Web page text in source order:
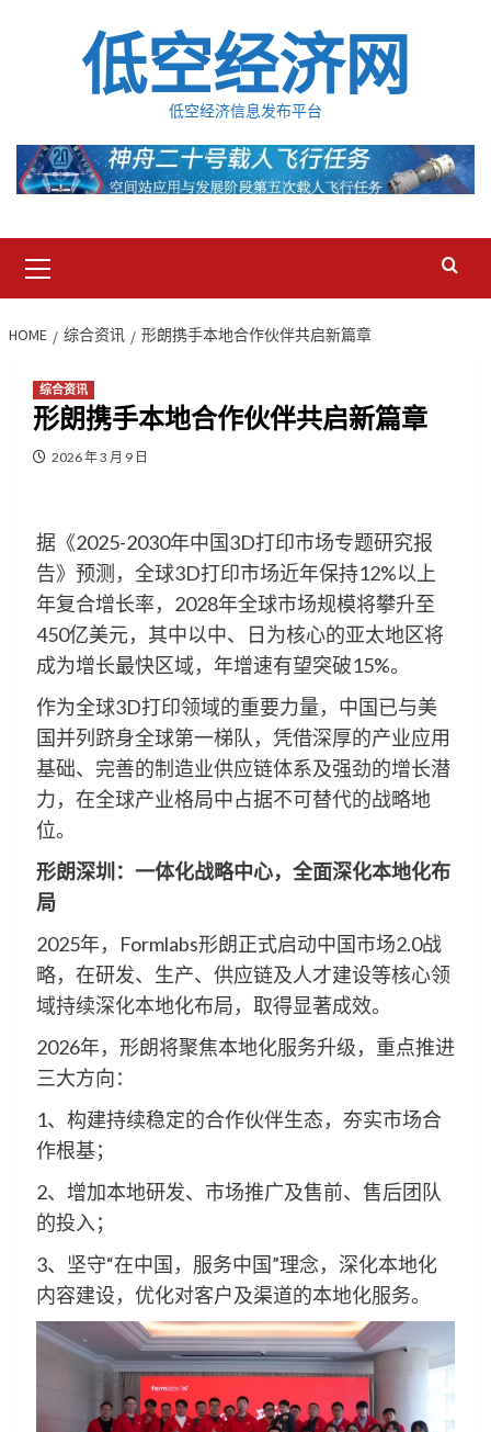
低空经济网
低空经济信息发布平台
Menu
HOME 综合资讯 形朗携手本地合作伙伴共启新篇章
综合资讯
形朗携手本地合作伙伴共启新篇章
2026 年 3 月 9 日
据《2025-2030年中国3D打印市场专题研究报
告》预测，全球3D打印市场近年保持12%以上
年复合增长率，2028年全球市场规模将攀升至
450亿美元，其中以中、日为核心的亚太地区将
成为增长最快区域，年增速有望突破15%。
作为全球3D打印领域的重要力量，中国已与美
国并列跻身全球第一梯队，凭借深厚的产业应用
基础、完善的制造业供应链体系及强劲的增长潜
力，在全球产业格局中占据不可替代的战略地
位。
形朗深圳：一体化战略中心，全面深化本地化布
局
2025年，Formlabs形朗正式启动中国市场2.0战
略，在研发、生产、供应链及人才建设等核心领
域持续深化本地化布局，取得显著成效。
2026年，形朗将聚焦本地化服务升级，重点推进
三大方向：
1、构建持续稳定的合作伙伴生态，夯实市场合
作根基；
2、增加本地研发、市场推广及售前、售后团队
的投入；
3、坚守“在中国，服务中国”理念，深化本地化
内容建设，优化对客户及渠道的本地化服务。